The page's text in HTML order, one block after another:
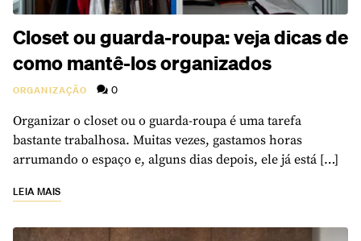
Closet ou guarda-roupa: veja dicas de
como mantê-los organizados
ORGANIZAÇÃO 0
Organizar o closet ou o guarda-roupa é uma tarefa
bastante trabalhosa. Muitas vezes, gastamos horas
arrumando o espaço e, alguns dias depois, ele já está […]
LEIA MAIS